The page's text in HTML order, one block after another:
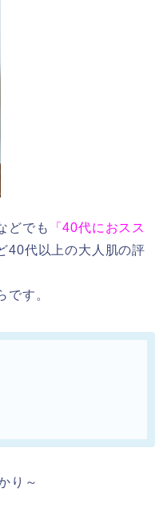
どでも
「40代におスス
40代以上の大人肌の評
です。
り～